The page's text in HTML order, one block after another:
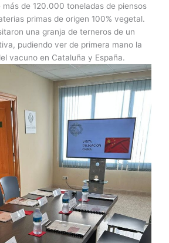
de 120.000 toneladas de piensos
primas de origen 100% vegetal.
una granja de terneros de un
pudiendo ver de primera mano la
vacuno en Cataluña y España.